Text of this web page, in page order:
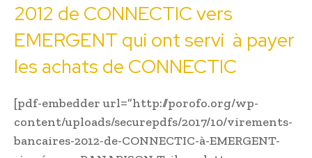
2012 de CONNECTIC vers
EMERGENT qui ont servi à payer
les achats de CONNECTIC
[pdf-embedder url=”http://porofo.org/wp-
content/uploads/securepdfs/2017/10/virements-
bancaires-2012-de-CONNECTIC-à-EMERGENT-